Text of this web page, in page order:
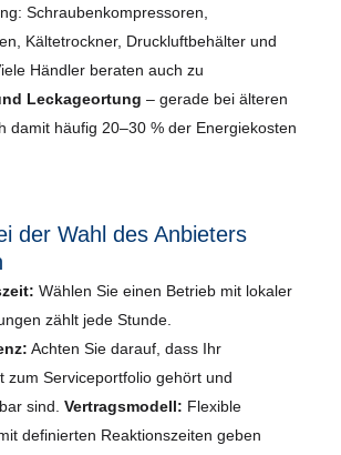
Schraubenkompressoren,
Kältetrockner, Druckluftbehälter und
Händler beraten auch zu
Leckageortung – gerade bei älteren
damit häufig 20–30 % der Energiekosten
der Wahl des Anbieters
Wählen Sie einen Betrieb mit lokaler
zählt jede Stunde.
Achten Sie darauf, dass Ihr
zum Serviceportfolio gehört und
sind. Vertragsmodell: Flexible
definierten Reaktionszeiten geben